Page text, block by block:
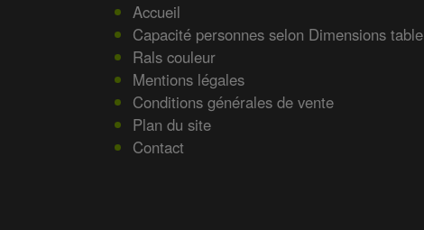
Accueil
Capacité personnes selon Dimensions table
Rals couleur
Mentions légales
Conditions générales de vente
Plan du site
Contact